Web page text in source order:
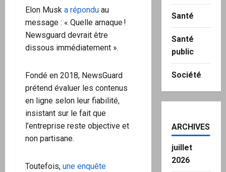
Elon Musk a répondu au
message : « Quelle arnaque !
Newsguard devrait être
dissous immédiatement ».
Fondé en 2018, NewsGuard
prétend évaluer les contenus
en ligne selon leur fiabilité,
insistant sur le fait que
l’entreprise reste objective et
non partisane.
Toutefois, une enquête
Santé
Santé
public
Société
ARCHIVES
juillet
2026